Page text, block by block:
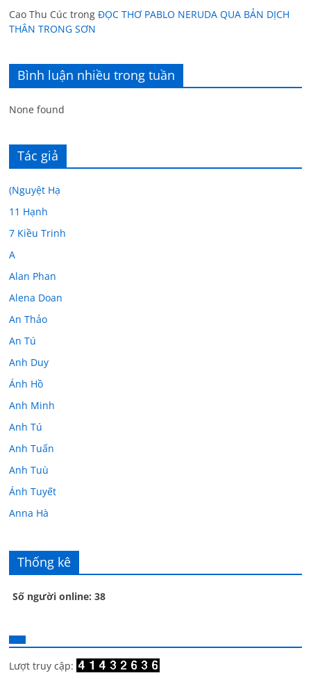
Cao Thu Cúc trongĐỌC THƠ PABLO NERUDA QUA BẢN DỊCH
THÂN TRONG SƠN
Bình luận nhiều trong tuần
None found
Tác giả
(Nguyệt Hạ
11 Hạnh
7 Kiều Trinh
A
Alan Phan
Alena Doan
An Thảo
An Tú
Anh Duy
Ánh Hồ
Anh Minh
Anh Tú
Anh Tuấn
Anh Tuù
Ánh Tuyết
Anna Hà
Âu Tú Vân
Bác sĩ Hoa
Bác sĩ Stephen Mak
Bác Đạt
Bạch Cúc
Thống kê
Số người online: 38
Lượt truy cập: